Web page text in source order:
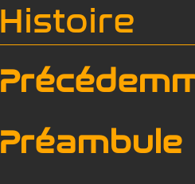
Histoire
Préambule